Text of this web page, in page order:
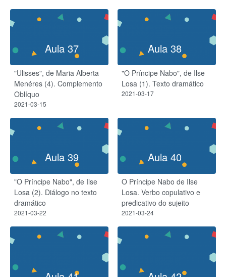
Aula 37
"Ulisses", de Maria Alberta
Menéres (4). Complemento
Oblíquo
2021-03-15
Aula 38
"O Príncipe Nabo", de Ilse
Losa (1). Texto dramático
2021-03-17
Aula 39
"O Príncipe Nabo", de Ilse
Losa (2). Diálogo no texto
dramático
2021-03-22
Aula 40
O Príncipe Nabo de Ilse
Losa. Verbo copulativo e
predicativo do sujeito
2021-03-24